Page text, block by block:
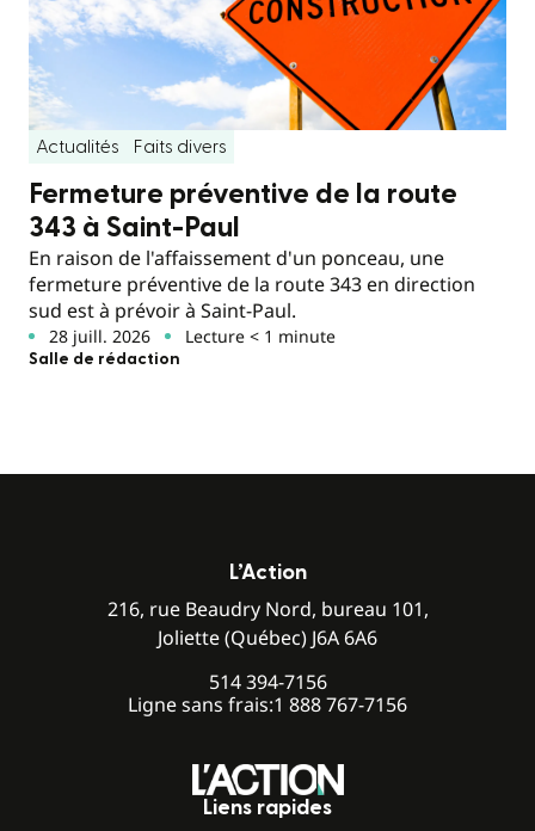
Actualités Faits divers
Fermeture préventive de la route
343 à Saint-Paul
En raison de l'affaissement d'un ponceau, une
fermeture préventive de la route 343 en direction
sud est à prévoir à Saint-Paul.
28 juill. 2026 Lecture < 1 minute
Salle de rédaction
L’Action
216, rue Beaudry Nord, bureau 101,
Joliette (Québec) J6A 6A6
514 394-7156
Ligne sans frais:1 888 767-7156
Liens rapides